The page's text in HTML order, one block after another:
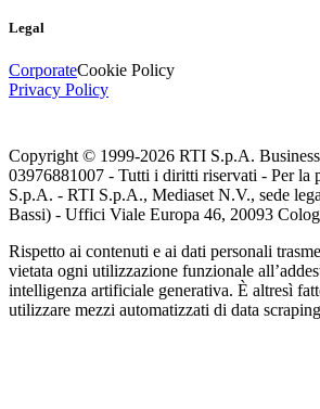
Legal
CorporateCookie Policy
Privacy Policy
Copyright © 1999-2026 RTI S.p.A.
03976881007 - Tutti i diritti riservati - Per la
S.p.A. - RTI S.p.A., Mediaset N.V., sede
Bassi) - Uffici Viale Europa 46, 20093
Rispetto ai contenuti e ai dati personali
vietata ogni utilizzazione funzionale
intelligenza artificiale generativa. È altresì
utilizzare mezzi automatizzati di data